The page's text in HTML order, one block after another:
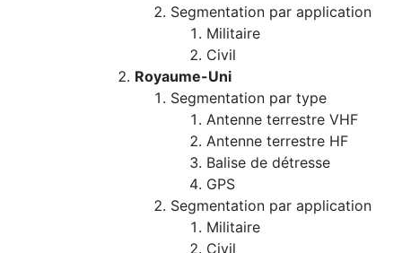
Segmentation par application
Militaire
Civil
Royaume-Uni
Segmentation par type
Antenne terrestre VHF
Antenne terrestre HF
Balise de détresse
GPS
Segmentation par application
Militaire
Civil